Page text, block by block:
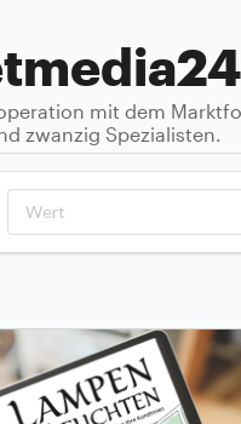
mit dem
zwanzig Spezialisten.